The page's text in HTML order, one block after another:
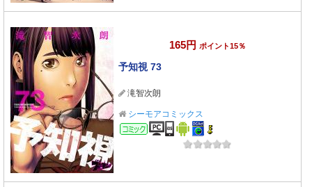
165円 ポイント15％
予知視 73
滝智次朗
シーモアコミックス
コミック